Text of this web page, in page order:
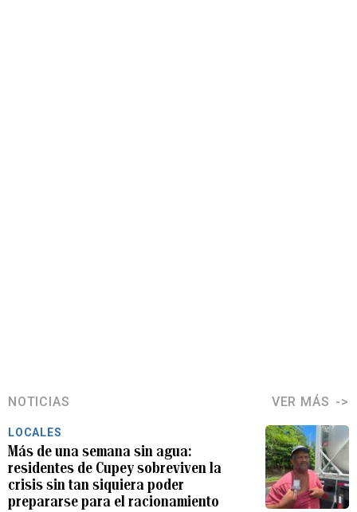
NOTICIAS VER MÁS
LOCALES
Más de una semana sin agua:
residentes de Cupey sobreviven la
crisis sin tan siquiera poder
prepararse para el racionamiento